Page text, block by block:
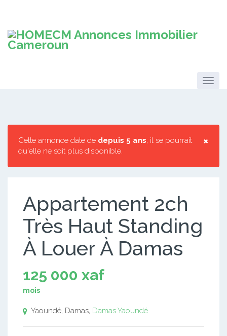
×
Cette annonce date de depuis 5 ans, il se pourrait
qu'elle ne soit plus disponible.
Appartement 2ch
Très Haut Standing
À Louer À Damas
125 000 xaf
mois
Yaoundé, Damas, DamasYaoundé